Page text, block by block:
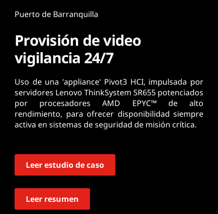
Puerto de Barranquilla
Provisión de video
vigilancia 24/7
Uso de una 'appliance' Pivot3 HCI, impulsada por
servidores Lenovo ThinkSystem SR655 potenciados
por procesadores AMD EPYC™ de alto
rendimiento, para ofrecer disponibilidad siempre
activa en sistemas de seguridad de misión crítica.
Leer estudio de caso
Leer resumen